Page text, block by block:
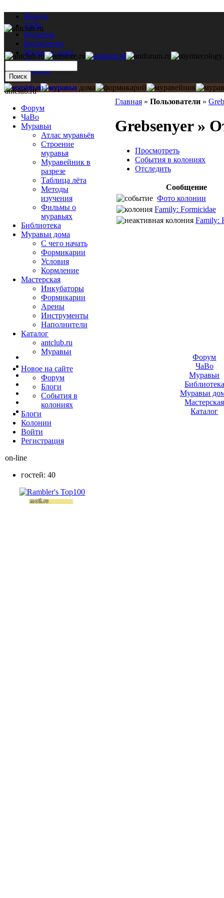
Форум
ЧаВо
Муравьи
Библиотека
Муравьи дома
Мастерская
Каталог
Главная » Пользователи »
Grebsenyer »
Просмотреть
События в колониях
Отследить
Сообщение
Фото колонии
Family: Formicidae
Family:
antclub.ru
Форум
ЧаВо
Муравьи
Атлас муравьёв
Строение
муравья
Муравейник в
разрезе
Таблица лёта
Методы
изучения
Фильмы о
муравьях
Библиотека
Муравьи дома
С чего начать
Формикарии
Условия
Кормление
Мастерская
Инкубаторы
Формикарии
Арены
Инструменты
Наполнители
Каталог
antclub.ru
Муравьи
Новое на сайте
Форум
Блоги
События в
колониях
Блоги
Колонии
Войти
Peгиcтpaция
on-line
гостей: 40
Форум
ЧаВо
Муравьи
Библиотека
Муравьи
Мастерская
Каталог